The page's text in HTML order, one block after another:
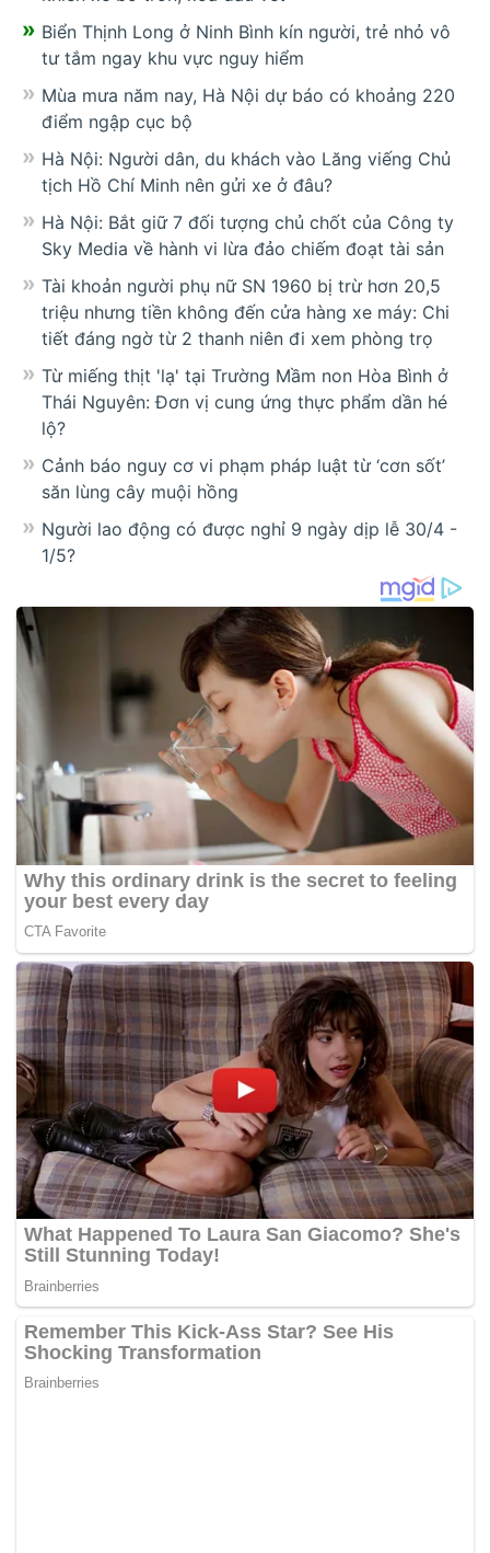
Biển Thịnh Long ở Ninh Bình kín người, trẻ nhỏ vô
tư tắm ngay khu vực nguy hiểm
Mùa mưa năm nay, Hà Nội dự báo có khoảng 220
điểm ngập cục bộ
Hà Nội: Người dân, du khách vào Lăng viếng Chủ
tịch Hồ Chí Minh nên gửi xe ở đâu?
Hà Nội: Bắt giữ 7 đối tượng chủ chốt của Công ty
Sky Media về hành vi lừa đảo chiếm đoạt tài sản
Tài khoản người phụ nữ SN 1960 bị trừ hơn 20,5
triệu nhưng tiền không đến cửa hàng xe máy: Chi
tiết đáng ngờ từ 2 thanh niên đi xem phòng trọ
Từ miếng thịt 'lạ' tại Trường Mầm non Hòa Bình ở
Thái Nguyên: Đơn vị cung ứng thực phẩm dần hé
lộ?
Cảnh báo nguy cơ vi phạm pháp luật từ ‘cơn sốt’
săn lùng cây muội hồng
Người lao động có được nghỉ 9 ngày dịp lễ 30/4 -
1/5?